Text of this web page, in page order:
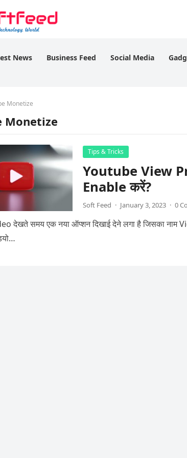
News Business Feed Social Media
Monetize
Monetize
Tips & Tricks
Youtube View
Enable करें?
Soft Feed · January 3, 2023 · 0
देखते समय एक नया ऑप्शन दिखाई देने लगा है जिसका